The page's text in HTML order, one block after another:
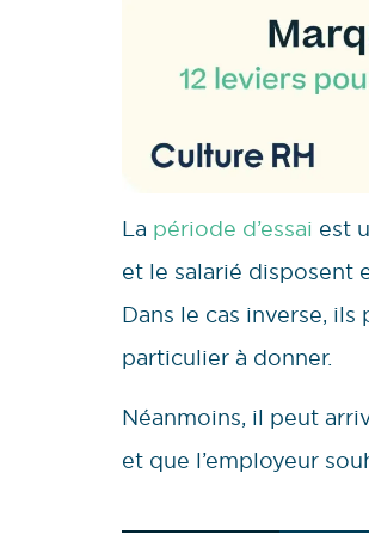
La période d’essai est
et le salarié disposent
Dans le cas inverse,
particulier à donner.
Néanmoins, il peut
et que l’employeur